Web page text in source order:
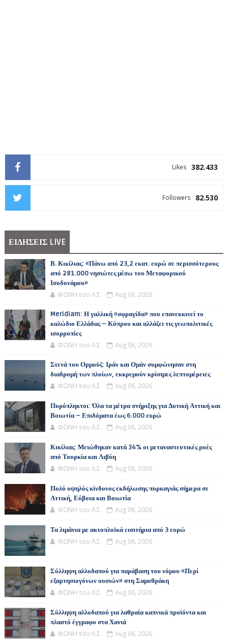
382.433
Likes
82.530
Followers
ΕΙΔΗΣΕΙΣ LIVE
Β. Κικίλιας: «Πάνω από 23,2 εκατ. ευρώ σε περισσότερους
από 281.000 νησιώτες μέσω του Μεταφορικού
Ισοδυνάμου»
ΦΩΝΗ του Λ.Σ. Aug 06, 2026
Meridiam: Η γαλλική «σφραγίδα» που επανεκκινεί το
καλώδιο Ελλάδας – Κύπρου και αλλάζει τις γεωπολιτικές
ισορροπίες
ΦΩΝΗ του Λ.Σ. Aug 06, 2026
Στενά του Ορμούζ: Ιράν και Ομάν συμφώνησαν στη
διαδρομή των πλοίων, εκκρεμούν κρίσιμες λεπτομέρειες
ΦΩΝΗ του Λ.Σ. Aug 06, 2026
Πυρόπληκτοι: Όλα τα μέτρα στήριξης για Δυτική Αττική και
Βοιωτία – Επιδόματα έως 6.000 ευρώ
ΦΩΝΗ του Λ.Σ. Aug 06, 2026
Κικίλιας: Μειώθηκαν κατά 34% οι μεταναστευτικές ροές
από Τουρκία και Λιβύη
ΦΩΝΗ του Λ.Σ. Aug 06, 2026
Πολύ υψηλός κίνδυνος εκδήλωσης πυρκαγιάς σήμερα σε
Αττική, Εύβοια και Βοιωτία
ΦΩΝΗ του Λ.Σ. Aug 06, 2026
Τα λιμάνια με ακτοπλοϊκά εισιτήρια από 3 ευρώ
ΦΩΝΗ του Λ.Σ. Aug 06, 2026
Σύλληψη αλλοδαπού για παράβαση του νόμου «Περί
εξαρτησιογόνων ουσιών» στη Σαμοθράκη
ΦΩΝΗ του Λ.Σ. Aug 06, 2026
Σύλληψη αλλοδαπού για λαθραία καπνικά προϊόντα και
πλαστό έγγραφο στα Χανιά
ΦΩΝΗ του Λ.Σ. Aug 06, 2026